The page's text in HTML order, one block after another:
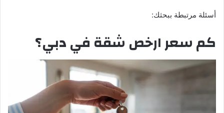
أسئلة مرتبطة ببحثك:
كم سعر ارخص شقة في دبي؟